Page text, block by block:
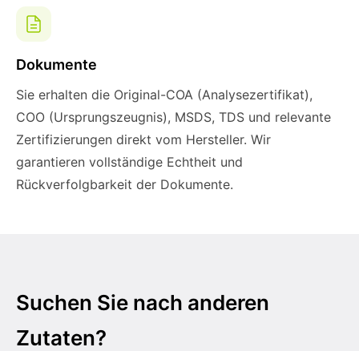
Dokumente
Sie erhalten die Original-COA (Analysezertifikat),
COO (Ursprungszeugnis), MSDS, TDS und relevante
Zertifizierungen direkt vom Hersteller. Wir
garantieren vollständige Echtheit und
Rückverfolgbarkeit der Dokumente.
Suchen Sie nach anderen
Zutaten?